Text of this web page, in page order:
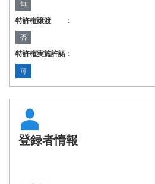
無
特許権譲渡 ：
否
特許権実施許諾：
可
登録者情報